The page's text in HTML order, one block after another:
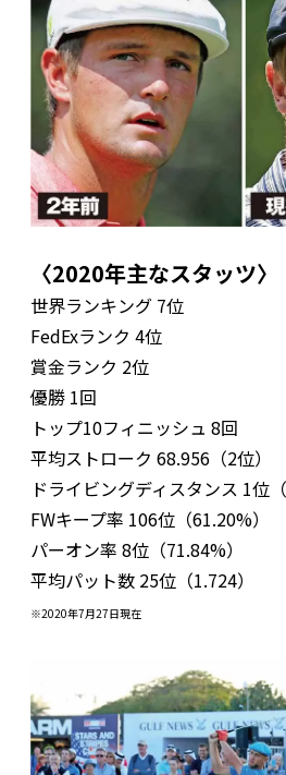
〈2020年主なスタッツ〉
世界ランキング 7位
FedExランク 4位
賞金ランク 2位
優勝 1回
トップ10フィニッシュ 8回
平均ストローク 68.956（2位）
ドライビングディスタンス 1位
FWキープ率 106位（61.20%）
パーオン率 8位（71.84%）
平均パット数 25位（1.724）
※2020年7月27日現在